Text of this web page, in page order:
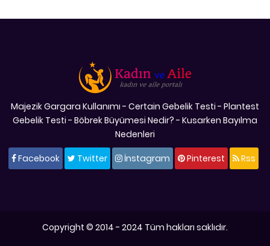
Majezik Gargara Kullanımı - Certain Gebelik Testi - Plantest
Gebelik Testi - Böbrek Büyümesi Nedir? - Kusarken Bayılma
Nedenleri
Facebook
Twitter İnstagram Pinterest Rss
Copyright © 2014 - 2024 Tüm hakları saklıdır.